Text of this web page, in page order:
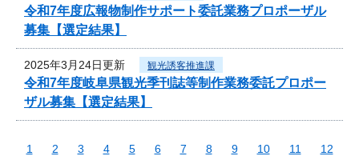
令和7年度広報物制作サポート委託業務プロポーザル
募集【選定結果】
2025年3月24日更新 観光誘客推進課
令和7年度岐阜県観光季刊誌等制作業務委託プロポー
ザル募集【選定結果】
1 2 3 4 5 6 7 8 9 10 11
12